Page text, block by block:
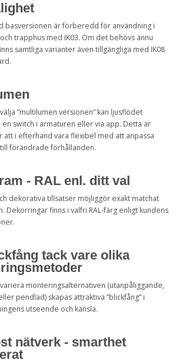
basversionen är förberedd för användning i
trapphus med IK03. Om det behövs ännu
samtliga varianter även tillgängliga med IK08
”multilumen versionen” kan ljusflödet
en switch i armaturen eller via app. Detta är
att i efterhand vara flexibel med att anpassa
förändrade förhållanden.
- RAL enl. ditt val
dekorativa tillsatser möjliggör exakt matchat
Dekorringar finns i valfri RAL-färg enligt kundens
tack vare olika
monteringsalternativen (utanpåliggande,
pendlad) skapas attraktiva ”blickfång” i
utseende och känsla.
nätverk - smarthet